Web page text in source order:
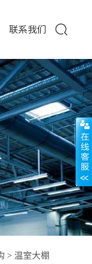
联系我们
> 温室大棚